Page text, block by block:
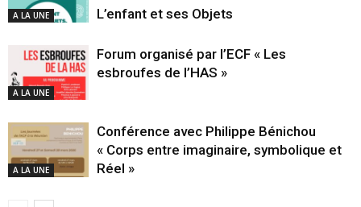
A LA UNE
L’enfant et ses Objets
A LA UNE
Forum organisé par l’ECF « Les
esbroufes de l’HAS »
A LA UNE
Conférence avec Philippe Bénichou
« Corps entre imaginaire, symbolique et
Réel »